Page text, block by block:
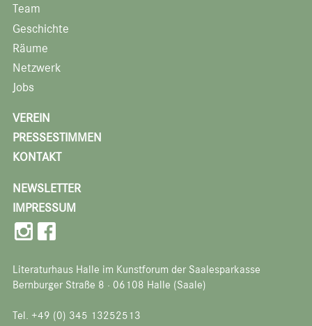
Team
Geschichte
Räume
Netzwerk
Jobs
VEREIN
PRESSESTIMMEN
KONTAKT
NEWSLETTER
IMPRESSUM
Literaturhaus Halle im Kunstforum der Saalesparkasse
Bernburger Straße 8 · 06108 Halle (Saale)
Tel. +49 (0) 345 13252513